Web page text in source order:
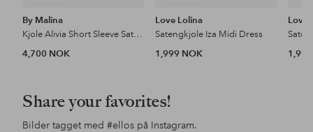
By Malina
Kjole Alivia Short Sleeve Satin Midi Dress
4,700 NOK
Love Lolina
Satengkjole Iza Midi Dress
1,999 NOK
Love
Share your favorites!
Bilder tagget med #ellos på Instagram.